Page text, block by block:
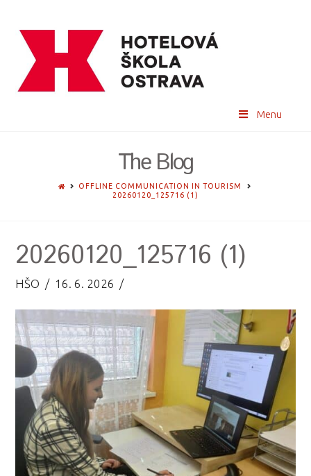
Menu
The Blog
HOMEOFFLINE COMMUNICATION IN TOURISM
20260120_125716 (1)
20260120_125716 (1)
HŠO 16. 6. 2026